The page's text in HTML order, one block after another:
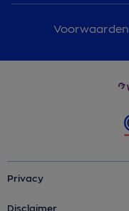
Voorwaarden
Privacy